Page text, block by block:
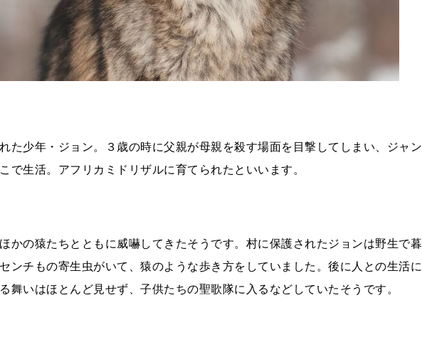
た少年・ジョン。３歳の時に父親が母親を殺す場面を目撃してしまい、ジャン
で生活。アフリカミドリザルに育てられたといいます。
かの猿たちとともに威嚇してきたそうです。村に保護されたジョンは野生で暮
ンチもの寄生虫がいて、猿のような歩き方をしていました。後に人との生活に
舞いはほとんど見せず、子供たちの聖歌隊に入るなどしていたそうです。